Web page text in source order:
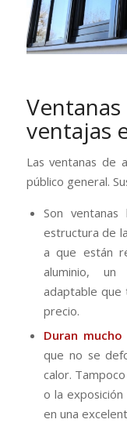
ventajas
Las ventanas de
público general.
Son
estructura de
a que están
aluminio, un
adaptable que
precio.
Duran
que no se
calor.
o la
en una